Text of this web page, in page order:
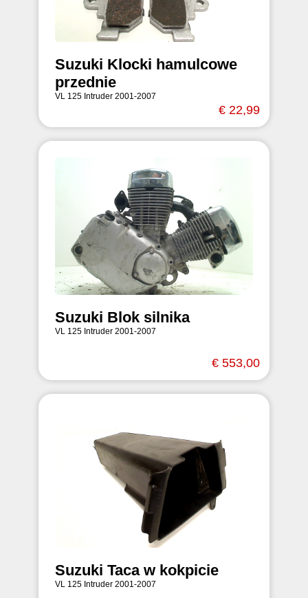
Suzuki Klocki hamulcowe
przednie
VL 125 Intruder 2001-2007
€ 22,99
Suzuki Blok silnika
VL 125 Intruder 2001-2007
€ 553,00
Suzuki Taca w kokpicie
VL 125 Intruder 2001-2007